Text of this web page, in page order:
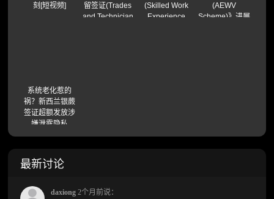
刻[短视频]
留签证(Trades
and Technician
(Skilled Work
Experience
(AEWV
Scheme)》进展
系统老化惹的
祸？新西兰银蕨
签证超额发放涉
嫌泄露隐私
最新讨论
daxiong 2个月前说：